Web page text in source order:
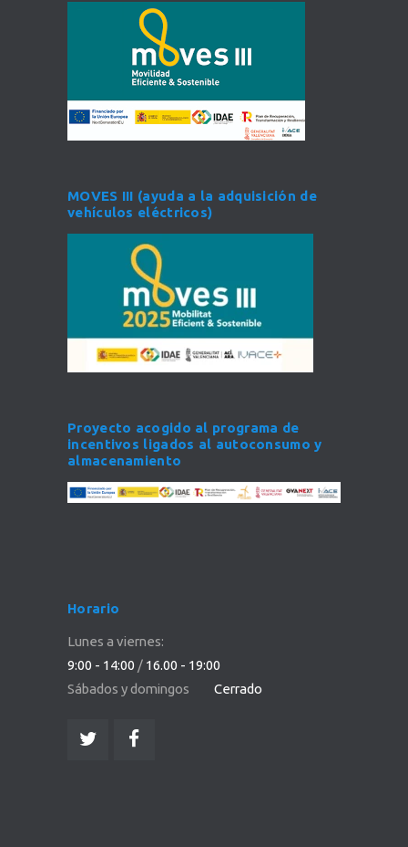
MOVES III (ayuda a la adquisición de
vehículos eléctricos)
Proyecto acogido al programa de
incentivos ligados al autoconsumo y
almacenamiento
Horario
Lunes a viernes:
9:00 - 14:00 / 16.00 - 19:00
Sábados y domingos Cerrado